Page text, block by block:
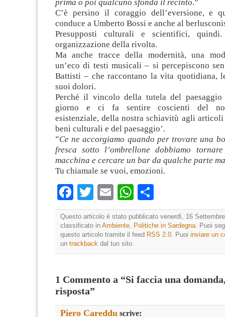
prima o poi qualcuno sfonda il recinto.”
C’è persino il coraggio dell’eversione, e
conduce a Umberto Bossi e anche al
Presupposti culturali e scientifici,
organizzazione della rivolta.
Ma anche tracce della modernità, una
un’eco di testi musicali – si percepiscono
Battisti – che raccontano la vita quotidiana,
suoi dolori.
Perché il vincolo della tutela del
giorno e ci fa sentire coscienti del
esistenziale, della nostra schiavitù agli articoli
beni culturali e del paesaggio’.
”Ce ne accorgiamo quando per trovare una
fresca sotto l’ombrellone dobbiamo
macchina e cercare un bar da qualche parte
Tu chiamale se vuoi, emozioni.
Facebook
TwitterEmailWhatsApp
Questo articolo è stato pubblicato venerdì, 16
classificato in Ambiente, Politiche in Sardegna. Puoi
questo articolo tramite il feed RSS 2.0. Puoi inviare un
un trackback dal tuo sito.
1 Commento a “Si faccia una
risposta”
Piero Careddu scrive: